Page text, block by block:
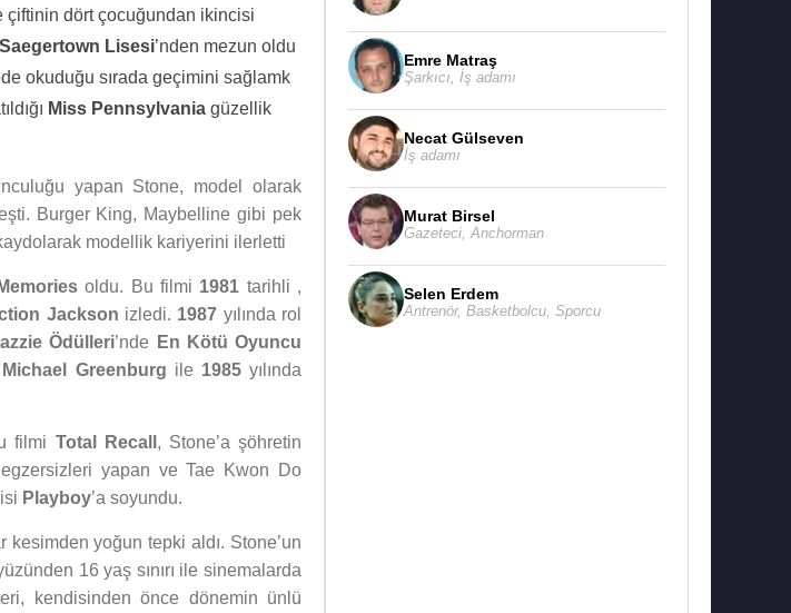
dört çocuğundan ikincisi
Saegertown Lisesi’nden mezun oldu
okuduğu sırada geçimini sağlamk
Miss Pennsylvania güzellik
yapan Stone, model olarak
Burger King, Maybelline gibi pek
modellik kariyerini ilerletti
oldu. Bu filmi 1981 tarihli ,
Jackson izledi. 1987 yılında rol
Ödülleri’nde
En Kötü Oyuncu
Michael Greenburg ile 1985yılında
filmi Total Recall , Stone’a şöhretin
egzersizleri yapan ve Tae Kwon Do
Playboy’a soyundu.
kesimden yoğun tepki aldı. Stone’un
16 yaş sınırı ile sinemalarda
kendisinden önce dönemin ünlü
Emre Matraş
Şarkıcı İş adamı
Necat Gülseven
İş adamı
Murat Birsel
Gazeteci Anchorman
Selen Erdem
Antrenör, Basketbolcu Sporcu